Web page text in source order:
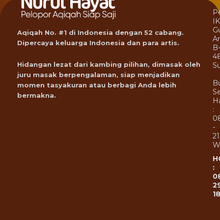
Aqiqah No. #1 di Indonesia dengan 52 cabang.
Dipercaya keluarga Indonesia dan para artis.
Hidangan lezat dari kambing pilihan, dimasak oleh
juru masak berpengalaman, siap menjadikan
momen tasyakuran atau berbagi Anda lebih
bermakna.
B-
:
-
: